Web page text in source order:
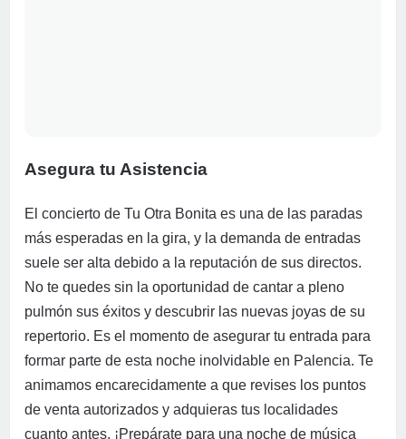
Asegura tu Asistencia
El concierto de Tu Otra Bonita es una de las paradas
más esperadas en la gira, y la demanda de entradas
suele ser alta debido a la reputación de sus directos.
No te quedes sin la oportunidad de cantar a pleno
pulmón sus éxitos y descubrir las nuevas joyas de su
repertorio. Es el momento de asegurar tu entrada para
formar parte de esta noche inolvidable en Palencia. Te
animamos encarecidamente a que revises los puntos
de venta autorizados y adquieras tus localidades
cuanto antes. ¡Prepárate para una noche de música